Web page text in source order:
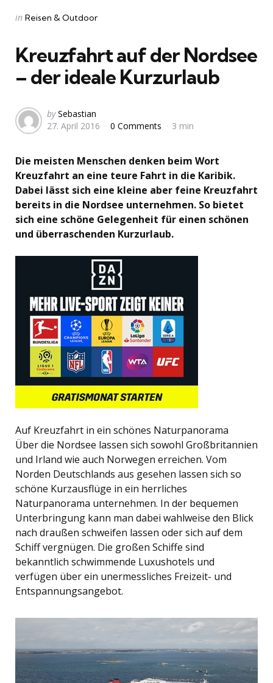
Categories
Posted
in Reisen & Outdoor
Kreuzfahrt auf der Nordsee
– der ideale Kurzurlaub
Posted
by
by Sebastian
27. April 2016
0 Comments 3 min
Die meisten Menschen denken beim Wort
Kreuzfahrt an eine teure Fahrt in die Karibik.
Dabei lässt sich eine kleine aber feine Kreuzfahrt
bereits in die Nordsee unternehmen. So bietet
sich eine schöne Gelegenheit für einen schönen
und überraschenden Kurzurlaub.
Auf Kreuzfahrt in ein schönes Naturpanorama
Über die Nordsee lassen sich sowohl Großbritannien
und Irland wie auch Norwegen erreichen. Vom
Norden Deutschlands aus gesehen lassen sich so
schöne Kurzausflüge in ein herrliches
Naturpanorama unternehmen. In der bequemen
Unterbringung kann man dabei wahlweise den Blick
nach draußen schweifen lassen oder sich auf dem
Schiff vergnügen. Die großen Schiffe sind
bekanntlich schwimmende Luxushotels und
verfügen über ein unermessliches Freizeit- und
Entspannungsangebot.